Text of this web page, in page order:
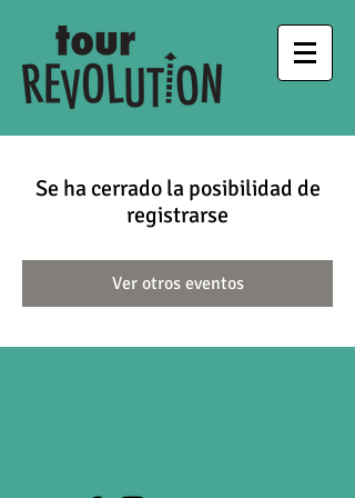
Se ha cerrado la posibilidad de
registrarse
Ver otros eventos